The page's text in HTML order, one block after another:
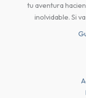
tu aventura
inolvidable. Si